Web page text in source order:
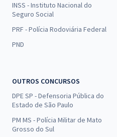
INSS - Instituto Nacional do
Seguro Social
PRF - Polícia Rodoviária Federal
PND
OUTROS CONCURSOS
DPE SP - Defensoria Pública do
Estado de São Paulo
PM MS - Polícia Militar de Mato
Grosso do Sul